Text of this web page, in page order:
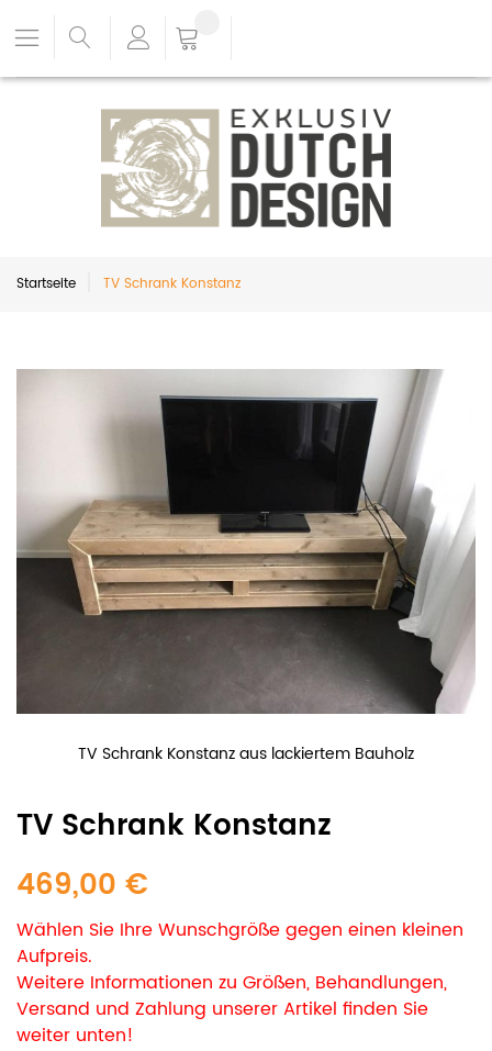
Startseite TV Schrank Konstanz
TV Schrank Konstanz
469,00 €
Wählen Sie Ihre Wunschgröße gegen einen kleinen
Aufpreis.
Weitere Informationen zu Größen, Behandlungen,
Versand und Zahlung unserer Artikel finden Sie
weiter unten!
TV Schrank Konstanz aus lackiertem Bauholz